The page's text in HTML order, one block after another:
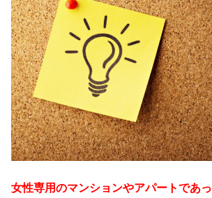
女性専用のマンションやアパートであ